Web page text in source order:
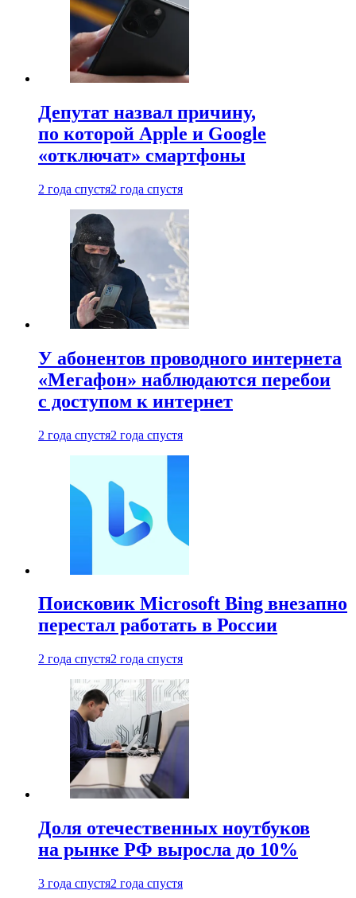
Депутат назвал причину,
по которой Apple и Google
«отключат» смартфоны
2 года спустя2 года спустя
У абонентов проводного интернета
«Мегафон» наблюдаются перебои
с доступом к интернет
2 года спустя2 года спустя
Поисковик Microsoft Bing внезапно
перестал работать в России
2 года спустя2 года спустя
Доля отечественных ноутбуков
на рынке РФ выросла до 10%
3 года спустя2 года спустя